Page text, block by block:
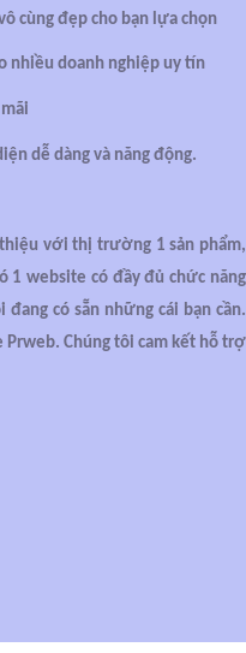
cùng đẹp cho bạn lựa chọn
nhiều doanh nghiệp uy tín
dễ dàng và năng động.
với thị trường 1 sản phẩm,
1 website có đầy đủ chức năng
có sẵn những cái bạn cần.
Chúng tôi cam kết hỗ trợ